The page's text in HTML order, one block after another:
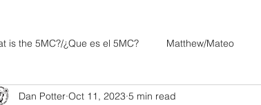
is the 5MC?/¿Que es el 5MC? Matthew/Mateo
Romans/Romanos 1 Corinthians/1 Corintios
Dan Potter Oct 11, 2023 5 min read